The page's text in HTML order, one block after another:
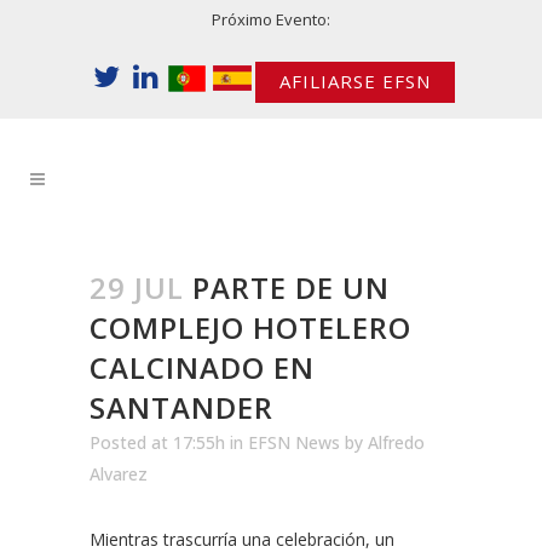
Próximo Evento:
AFILIARSE EFSN
29 JUL PARTE DE UN
COMPLEJO HOTELERO
CALCINADO EN
SANTANDER
Posted at 17:55h in EFSN News by Alfredo
Alvarez
Mientras trascurría una celebración, un